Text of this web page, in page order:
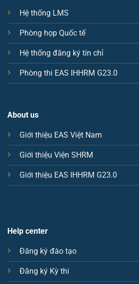
Hệ thống LMS
Phòng họp Quốc tế
Hệ thống đăng ký tín chỉ
Phòng thi EAS IHHRM G23.0
About us
Giới thiệu EAS Việt Nam
Giới thiệu Viện SHRM
Giới thiệu EAS IHHRM G23.0
Help center
Đăng ký đào tạo
Đăng ký Kỳ thi